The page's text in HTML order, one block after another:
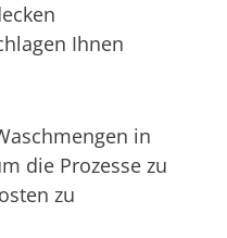
Ihnen
in
die Prozesse zu
zu